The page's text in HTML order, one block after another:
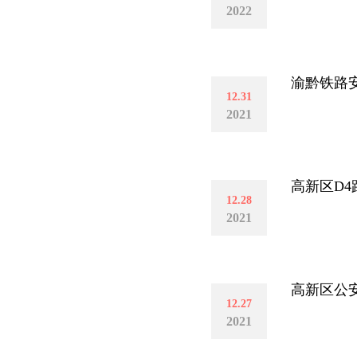
2022
12.31
2021
渝黔铁路
12.28
2021
高新区D4
12.27
2021
高新区公